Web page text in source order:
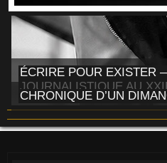
ÉCRIRE POUR EXISTER
JOURNALISTIQUE AU
CHRONIQUE D’UN